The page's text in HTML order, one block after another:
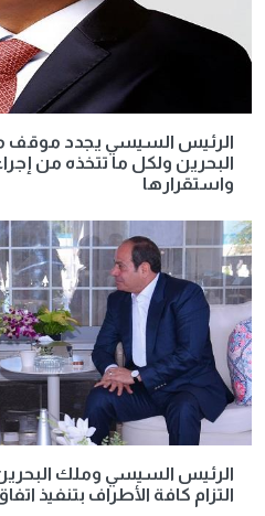
الرئيس السيسي يجدد موقف
البحرين ولكل ما تتخذه من
واستقرارها
الرئيس السيسي وملك
التزام كافة الأطراف بتنفيذ